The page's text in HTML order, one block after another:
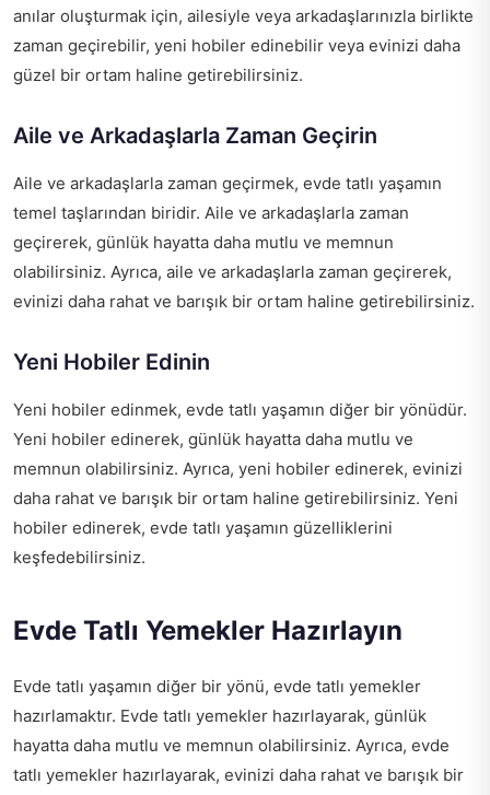
anılar oluşturmak için, ailesiyle veya arkadaşlarınızla birlikte
zaman geçirebilir, yeni hobiler edinebilir veya evinizi daha
güzel bir ortam haline getirebilirsiniz.
Aile ve Arkadaşlarla Zaman Geçirin
Aile ve arkadaşlarla zaman geçirmek, evde tatlı yaşamın
temel taşlarından biridir. Aile ve arkadaşlarla zaman
geçirerek, günlük hayatta daha mutlu ve memnun
olabilirsiniz. Ayrıca, aile ve arkadaşlarla zaman geçirerek,
evinizi daha rahat ve barışık bir ortam haline getirebilirsiniz.
Yeni Hobiler Edinin
Yeni hobiler edinmek, evde tatlı yaşamın diğer bir yönüdür.
Yeni hobiler edinerek, günlük hayatta daha mutlu ve
memnun olabilirsiniz. Ayrıca, yeni hobiler edinerek, evinizi
daha rahat ve barışık bir ortam haline getirebilirsiniz. Yeni
hobiler edinerek, evde tatlı yaşamın güzelliklerini
keşfedebilirsiniz.
Evde Tatlı Yemekler Hazırlayın
Evde tatlı yaşamın diğer bir yönü, evde tatlı yemekler
hazırlamaktır. Evde tatlı yemekler hazırlayarak, günlük
hayatta daha mutlu ve memnun olabilirsiniz. Ayrıca, evde
tatlı yemekler hazırlayarak, evinizi daha rahat ve barışık bir